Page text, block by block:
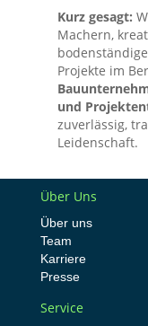
Kurz gesagt:
Machern,
Projekte im
und
zuverlässig,
Leidenschaft.
Über Uns
Über uns
Team
Karriere
Presse
Service